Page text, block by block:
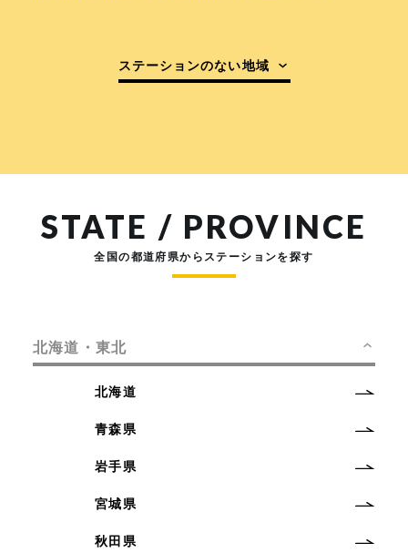
ステーションのない地域
STATE / PROVINCE
全国の都道府県からステーションを探す
北海道・東北
北海道
青森県
岩手県
宮城県
秋田県